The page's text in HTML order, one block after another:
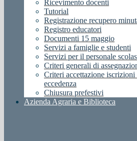
Ricevimento docenti
Tutorial
Registrazione recupero
Registro educatori
Documenti 15 maggio
Servizi a famiglie e studenti
Servizi per il personale
Criteri generali di
Criteri accettazione
eccedenza
Chiusura prefestivi
Azienda Agraria e Biblioteca